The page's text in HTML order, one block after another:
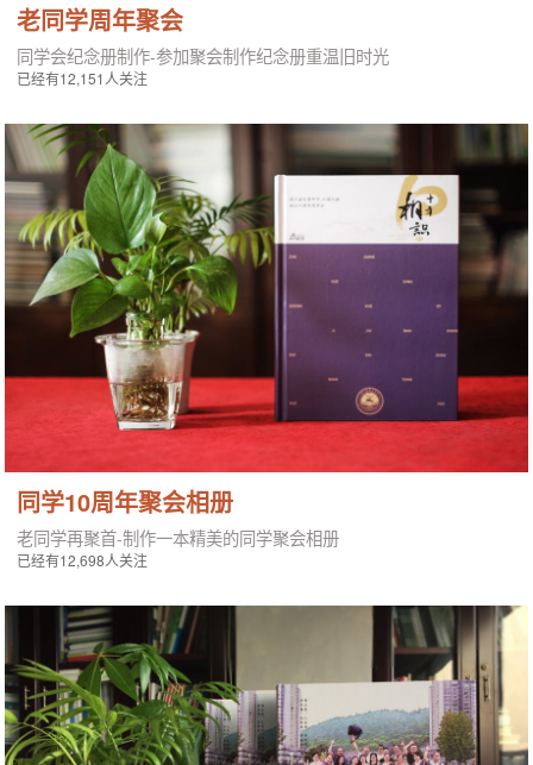
老同学周年聚会
同学会纪念册制作-参加聚会制作纪念册重温旧时光
已经有12,151人关注
同学10周年聚会相册
老同学再聚首-制作一本精美的同学聚会相册
已经有12,698人关注